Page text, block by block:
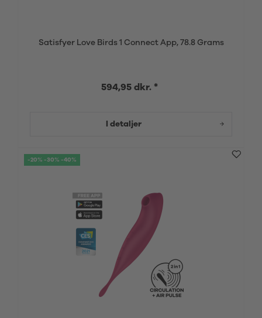
Satisfyer Love Birds 1 Connect App, 78.8 Grams
594,95 dkr. *
I detaljer
-20% -30% -40%